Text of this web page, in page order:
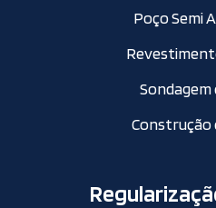
Poço Semi
Sondagem
Construção